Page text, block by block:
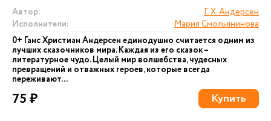
Автор:
Г. Х. Андерсен
Исполнители:
Мария Смольянинова
0+ Ганс Христиан Андерсен единодушно считается одним из
лучших сказочников мира. Каждая из его сказок –
литературное чудо. Целый мир волшебства, чудесных
превращений и отважных героев, которые всегда
переживают...
75 ₽ Купить